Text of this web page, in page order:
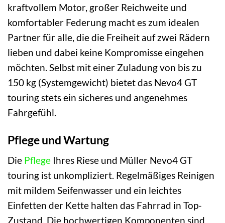
kraftvollem Motor, großer Reichweite und
komfortabler Federung macht es zum idealen
Partner für alle, die die Freiheit auf zwei Rädern
lieben und dabei keine Kompromisse eingehen
möchten. Selbst mit einer Zuladung von bis zu
150 kg (Systemgewicht) bietet das Nevo4 GT
touring stets ein sicheres und angenehmes
Fahrgefühl.
Pflege und Wartung
Die Pflege Ihres Riese und Müller Nevo4 GT
touring ist unkompliziert. Regelmäßiges Reinigen
mit mildem Seifenwasser und ein leichtes
Einfetten der Kette halten das Fahrrad in Top-
Zustand. Die hochwertigen Komponenten sind